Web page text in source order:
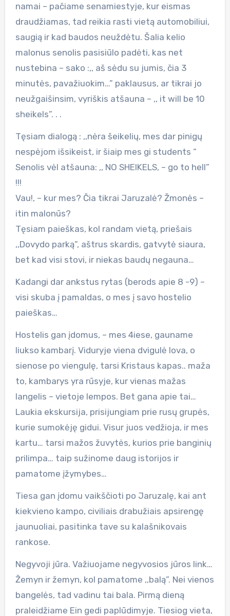
namai – pačiame senamiestyje, kur eismas
draudžiamas, tad reikia rasti vietą automobiliui,
saugią ir kad baudos neuždėtu. Šalia kelio
malonus senolis pasisiūlo padėti, kas net
nustebina – sako :,, aš sėdu su jumis, čia 3
minutės, pavažiuokim…” paklausus, ar tikrai jo
neužgaišinsim, vyriškis atšauna – ,, it will be 10
sheikels”. . .
Tęsiam dialogą : ,,nėra šeikelių, mes dar pinigų
nespėjom išsikeist, ir šiaip mes gi students “
Senolis vėl atšauna: ,, NO SHEIKELS, – go to hell”
!!!
Vau!, – kur mes? Čia tikrai Jaruzalė? Žmonės –
itin malonūs?
Tęsiam paieškas, kol randam vietą, priešais
,,Dovydo parką”, aštrus skardis, gatvytė siaura,
bet kad visi stovi, ir niekas baudų negauna…
Kadangi dar ankstus rytas (berods apie 8 -9) –
visi skuba į pamaldas, o mes į savo hostelio
paieškas…
Hostelis gan įdomus, – mes 4iese, gauname
liukso kambarį. Viduryje viena dvigulė lova, o
sienose po viengulę, tarsi Kristaus kapas.. maža
to, kambarys yra rūsyje, kur vienas mažas
langelis – vietoje lempos. Bet gana apie tai…
Laukia ekskursija, prisijungiam prie rusų grupės,
kurie sumokėję gidui. Visur juos vedžioja, ir mes
kartu… tarsi mažos žuvytės, kurios prie banginių
prilimpa… taip sužinome daug istorijos ir
pamatome įžymybes…
Tiesa gan įdomu vaikščioti po Jaruzalę, kai ant
kiekvieno kampo, civiliais drabužiais apsirengę
jaunuoliai, pasitinka tave su kalašnikovais
rankose.
Negyvoji jūra. Važiuojame negyvosios jūros link…
Žemyn ir žemyn, kol pamatome ,,balą”. Nei vienos
bangelės, tad vadinu tai bala. Pirmą dieną
praleidžiame Ein gedi paplūdimyje. Tiesiog vieta,